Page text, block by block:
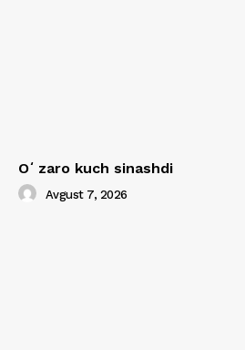
Oʻzaro kuch sinashdi
Avgust 7, 2026